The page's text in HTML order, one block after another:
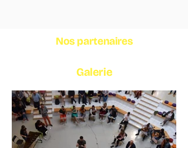
Nos partenaires
Galerie